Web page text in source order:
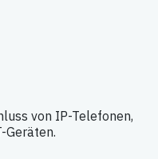
von IP-Telefonen,
Geräten.